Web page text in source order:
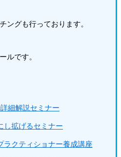
ングも行っております。
ルです。
細解説セミナー
し拡げるセミナー
ラクティショナー養成講座